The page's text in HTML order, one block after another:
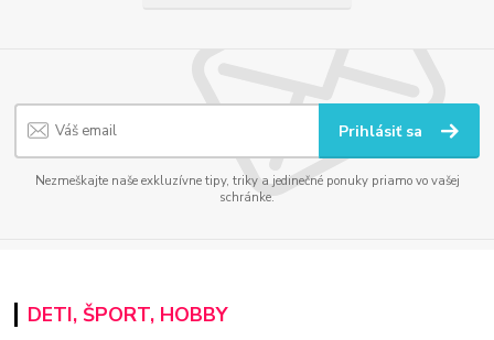
Prihlásiť sa
Nezmeškajte naše exkluzívne tipy, triky a jedinečné ponuky priamo vo vašej
schránke.
DETI, ŠPORT, HOBBY